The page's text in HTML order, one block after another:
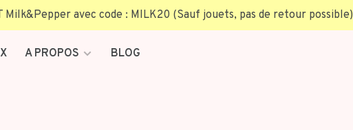
Milk&Pepper avec code : MILK20 (Sauf jouets, pas de retour possible)
A PROPOS BLOG